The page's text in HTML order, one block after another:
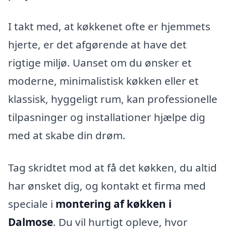
I takt med, at køkkenet ofte er hjemmets
hjerte, er det afgørende at have det
rigtige miljø. Uanset om du ønsker et
moderne, minimalistisk køkken eller et
klassisk, hyggeligt rum, kan professionelle
tilpasninger og installationer hjælpe dig
med at skabe din drøm.
Tag skridtet mod at få det køkken, du altid
har ønsket dig, og kontakt et firma med
speciale i montering af køkken i
Dalmose. Du vil hurtigt opleve, hvor